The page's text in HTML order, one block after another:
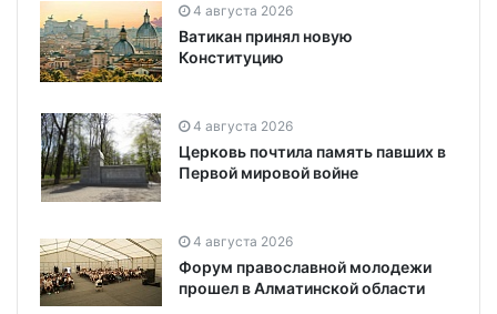
4 августа 2026
Ватикан принял новую
Конституцию
4 августа 2026
Церковь почтила память павших в
Первой мировой войне
4 августа 2026
Форум православной молодежи
прошел в Алматинской области